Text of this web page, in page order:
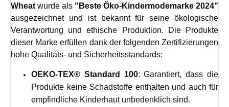
Wheatwurde als "Beste Öko-Kindermodemarke 2024"
ausgezeichnet und ist bekannt für seine ökologische
Verantwortung und ethische Produktion. Die Produkte
dieser Marke erfüllen dank der folgenden Zertifizierungen
hohe Qualitäts- und Sicherheitsstandards:
OEKO-TEX® Standard 100: Garantiert, dass die
Produkte keine Schadstoffe enthalten und auch für
empfindliche Kinderhaut unbedenklich sind.